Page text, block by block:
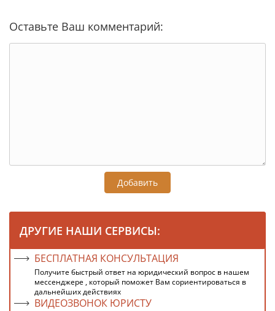
Оставьте Ваш комментарий:
Добавить
ДРУГИЕ НАШИ СЕРВИСЫ:
БЕСПЛАТНАЯ КОНСУЛЬТАЦИЯ
Получите быстрый ответ на юридический вопрос в нашем
мессенджере , который поможет Вам сориентироваться в
дальнейших действиях
ВИДЕОЗВОНОК ЮРИСТУ